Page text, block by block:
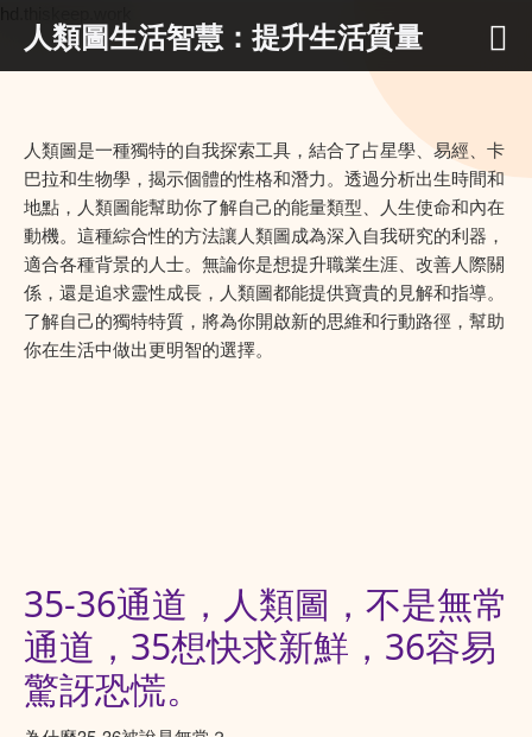
人類圖生活智慧：提升生活質量
人類圖是一種獨特的自我探索工具，結合了占星學、易經、卡
巴拉和生物學，揭示個體的性格和潛力。透過分析出生時間和
地點，人類圖能幫助你了解自己的能量類型、人生使命和內在
動機。這種綜合性的方法讓人類圖成為深入自我研究的利器，
適合各種背景的人士。無論你是想提升職業生涯、改善人際關
係，還是追求靈性成長，人類圖都能提供寶貴的見解和指導。
了解自己的獨特特質，將為你開啟新的思維和行動路徑，幫助
你在生活中做出更明智的選擇。
35-36通道，人類圖，不是無常
通道，35想快求新鮮，36容易
驚訝恐慌。